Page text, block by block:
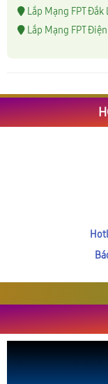
Lắp Mạng FPT Đắk
Lắp Mạng FPT